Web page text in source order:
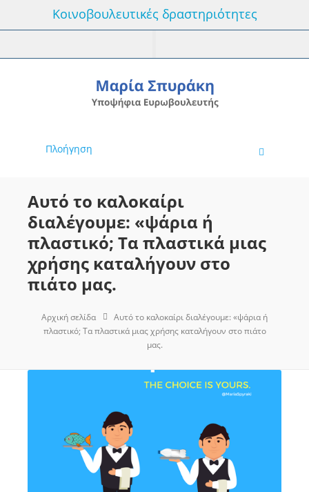
Κοινοβουλευτικές δραστηριότητες
Πλοήγηση
Αυτό το καλοκαίρι
διαλέγουμε: «ψάρια ή
πλαστικό; Τα πλαστικά μιας
χρήσης καταλήγουν στο
πιάτο μας.
Αρχική σελίδα
Αυτό το καλοκαίρι διαλέγουμε: «ψάρια ή
πλαστικό; Τα πλαστικά μιας χρήσης καταλήγουν στο πιάτο
μας.